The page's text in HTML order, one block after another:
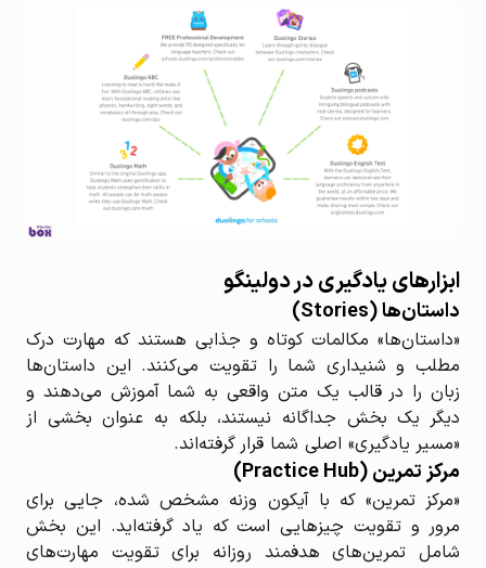
ابزارهای یادگیری در دولینگو
داستان‌ها (Stories)
«داستان‌ها» مکالمات کوتاه و جذابی هستند که مهارت درک
مطلب و شنیداری شما را تقویت می‌کنند. این داستان‌ها
زبان را در قالب یک متن واقعی به شما آموزش می‌دهند و
دیگر یک بخش جداگانه نیستند، بلکه به عنوان بخشی از
«مسیر یادگیری» اصلی شما قرار گرفته‌اند.
مرکز تمرین (Practice Hub)
«مرکز تمرین» که با آیکون وزنه مشخص شده، جایی برای
مرور و تقویت چیزهایی است که یاد گرفته‌اید. این بخش
شامل تمرین‌های هدفمند روزانه برای تقویت مهارت‌های